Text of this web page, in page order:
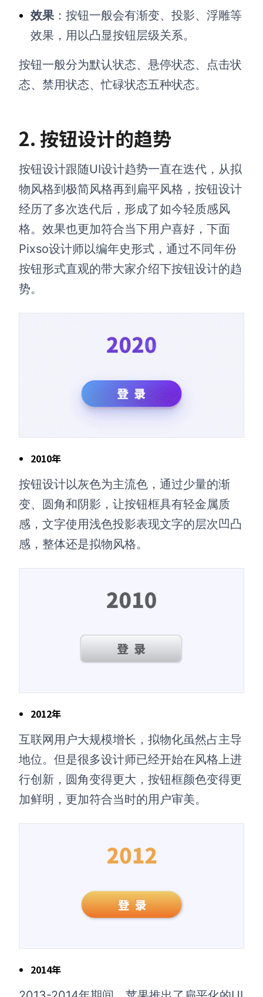
效果：按钮一般会有渐变、投影、浮雕等
效果，用以凸显按钮层级关系。
按钮一般分为默认状态、悬停状态、点击状
态、禁用状态、忙碌状态五种状态。
2. 按钮设计的趋势
按钮设计跟随UI设计趋势一直在迭代，从拟
物风格到极简风格再到扁平风格，按钮设计
经历了多次迭代后，形成了如今轻质感风
格。效果也更加符合当下用户喜好，下面
Pixso设计师以编年史形式，通过不同年份
按钮形式直观的带大家介绍下按钮设计的趋
势。
2010年
按钮设计以灰色为主流色，通过少量的渐
变、圆角和阴影，让按钮框具有轻金属质
感，文字使用浅色投影表现文字的层次凹凸
感，整体还是拟物风格。
2012年
互联网用户大规模增长，拟物化虽然占主导
地位。但是很多设计师已经开始在风格上进
行创新，圆角变得更大，按钮框颜色变得更
加鲜明，更加符合当时的用户审美。
2014年